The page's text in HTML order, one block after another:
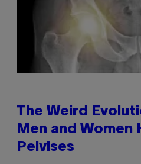
The Weird
Men and Women
Pelvises